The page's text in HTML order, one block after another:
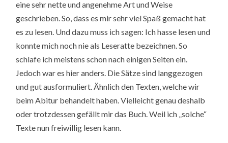
eine sehr nette und angenehme Art und Weise
geschrieben. So, dass es mir sehr viel Spaß gemacht hat
es zu lesen. Und dazu muss ich sagen: Ich hasse lesen und
konnte mich noch nie als Leseratte bezeichnen. So
schlafe ich meistens schon nach einigen Seiten ein.
Jedoch war es hier anders. Die Sätze sind langgezogen
und gut ausformuliert. Ähnlich den Texten, welche wir
beim Abitur behandelt haben. Vielleicht genau deshalb
oder trotzdessen gefällt mir das Buch. Weil ich „solche“
Texte nun freiwillig lesen kann.